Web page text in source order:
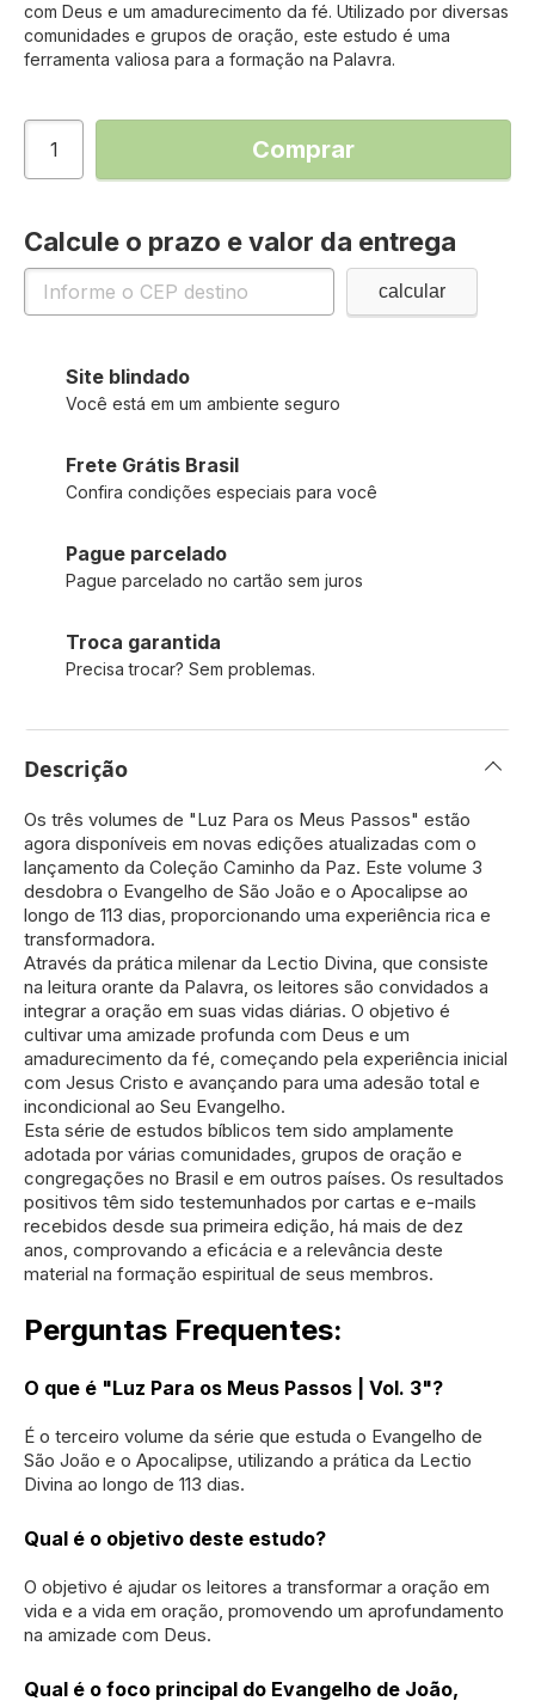
com Deus e um amadurecimento da fé. Utilizado por diversas
comunidades e grupos de oração, este estudo é uma
ferramenta valiosa para a formação na Palavra.
Comprar
Calcule o prazo e valor da entrega
Site blindado
Você está em um ambiente seguro
Frete Grátis Brasil
Confira condições especiais para você
Pague parcelado
Pague parcelado no cartão sem juros
Troca garantida
Precisa trocar? Sem problemas.
Descrição
Os três volumes de "Luz Para os Meus Passos" estão
agora disponíveis em novas edições atualizadas com o
lançamento da Coleção Caminho da Paz. Este volume 3
desdobra o Evangelho de São João e o Apocalipse ao
longo de 113 dias, proporcionando uma experiência rica e
transformadora.
Através da prática milenar da Lectio Divina, que consiste
na leitura orante da Palavra, os leitores são convidados a
integrar a oração em suas vidas diárias. O objetivo é
cultivar uma amizade profunda com Deus e um
amadurecimento da fé, começando pela experiência inicial
com Jesus Cristo e avançando para uma adesão total e
incondicional ao Seu Evangelho.
Esta série de estudos bíblicos tem sido amplamente
adotada por várias comunidades, grupos de oração e
congregações no Brasil e em outros países. Os resultados
positivos têm sido testemunhados por cartas e e-mails
recebidos desde sua primeira edição, há mais de dez
anos, comprovando a eficácia e a relevância deste
material na formação espiritual de seus membros.
Perguntas Frequentes:
O que é "Luz Para os Meus Passos | Vol. 3"?
É o terceiro volume da série que estuda o Evangelho de
São João e o Apocalipse, utilizando a prática da Lectio
Divina ao longo de 113 dias.
Qual é o objetivo deste estudo?
O objetivo é ajudar os leitores a transformar a oração em
vida e a vida em oração, promovendo um aprofundamento
na amizade com Deus.
Qual é o foco principal do Evangelho de João,